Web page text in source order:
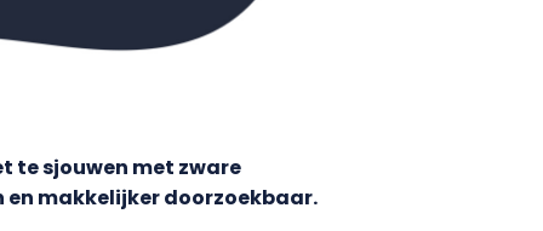
te sjouwen met zware
en makkelijker doorzoekbaar.